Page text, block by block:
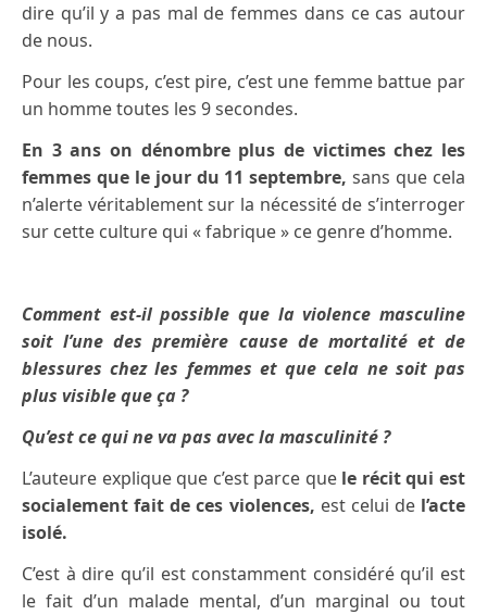
dire qu’il y a pas mal de femmes dans ce cas autour
de nous.
Pour les coups, c’est pire, c’est une femme battue par
un homme toutes les 9 secondes.
En 3 ans on dénombre plus de victimes chez les
femmes que le jour du 11 septembre,sans que cela
n’alerte véritablement sur la nécessité de s’interroger
sur cette culture qui « fabrique » ce genre d’homme.
Comment est-il possible que la violence masculine
soit l’une des première cause de mortalité et de
blessures chez les femmes et que cela ne soit pas
plus visible que ça ?
Qu’est ce qui ne va pas avec la masculinité ?
L’auteure explique que c’est parce que le récit qui est
socialement fait de ces violences, est celui de l’acte
isolé.
C’est à dire qu’il est constamment considéré qu’il est
le fait d’un malade mental, d’un marginal ou tout